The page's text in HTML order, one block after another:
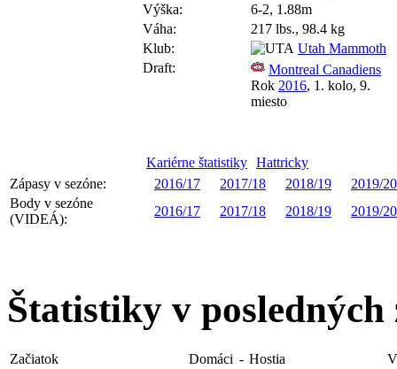
Výška:
6-2, 1.88m
Váha:
217 lbs., 98.4 kg
Klub:
Utah Mammoth
Draft:
Montreal Canadiens
Rok 2016, 1. kolo, 9.
miesto
Kariérne štatistiky Hattricky
Zápasy v sezóne:
2016/17 2017/18 2018/19
2019/20
Body v sezóne
(VIDEÁ):
2016/17 2017/18 2018/19 2019/20
Štatistiky v posledných
Začiatok Domáci - Hostia